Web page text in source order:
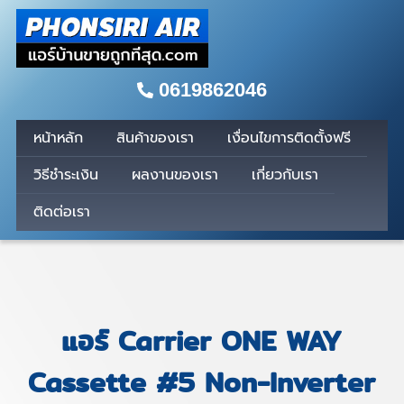
0619862046
หน้าหลัก สินค้าของเรา
เงื่อนไขการติดตั้งฟรี
วิธีชำระเงิน
ผลงานของเรา
เกี่ยวกับเรา
ติดต่อเรา
แอร์ Carrier ONE WAY
Cassette #5 Non-Inverter